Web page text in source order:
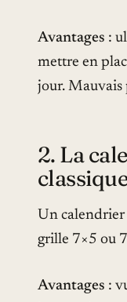
Avantages :
mettre en
jour. Mauvais
2. La
Un calendrier
grille 7×5 ou
Avantages :